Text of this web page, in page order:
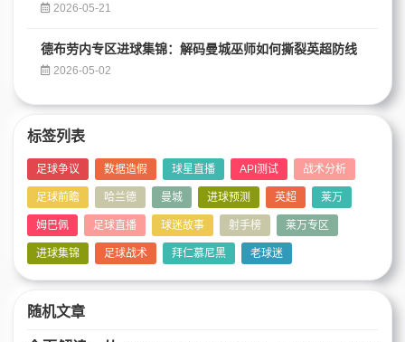
2026-05-21
德布劳内专区进球集锦：解码曼城巫师如何撕裂英超防线
2026-05-02
标签列表
足球争议 数据造假 球星直播 API测试 战术分析
足球前瞻 哈兰德 曼城 进球预测 英超 莱万
姆巴佩 足球直播 球迷故事 射手榜 莱万专区
进球集锦 足球战术 拜仁慕尼黑 老球迷
随机文章